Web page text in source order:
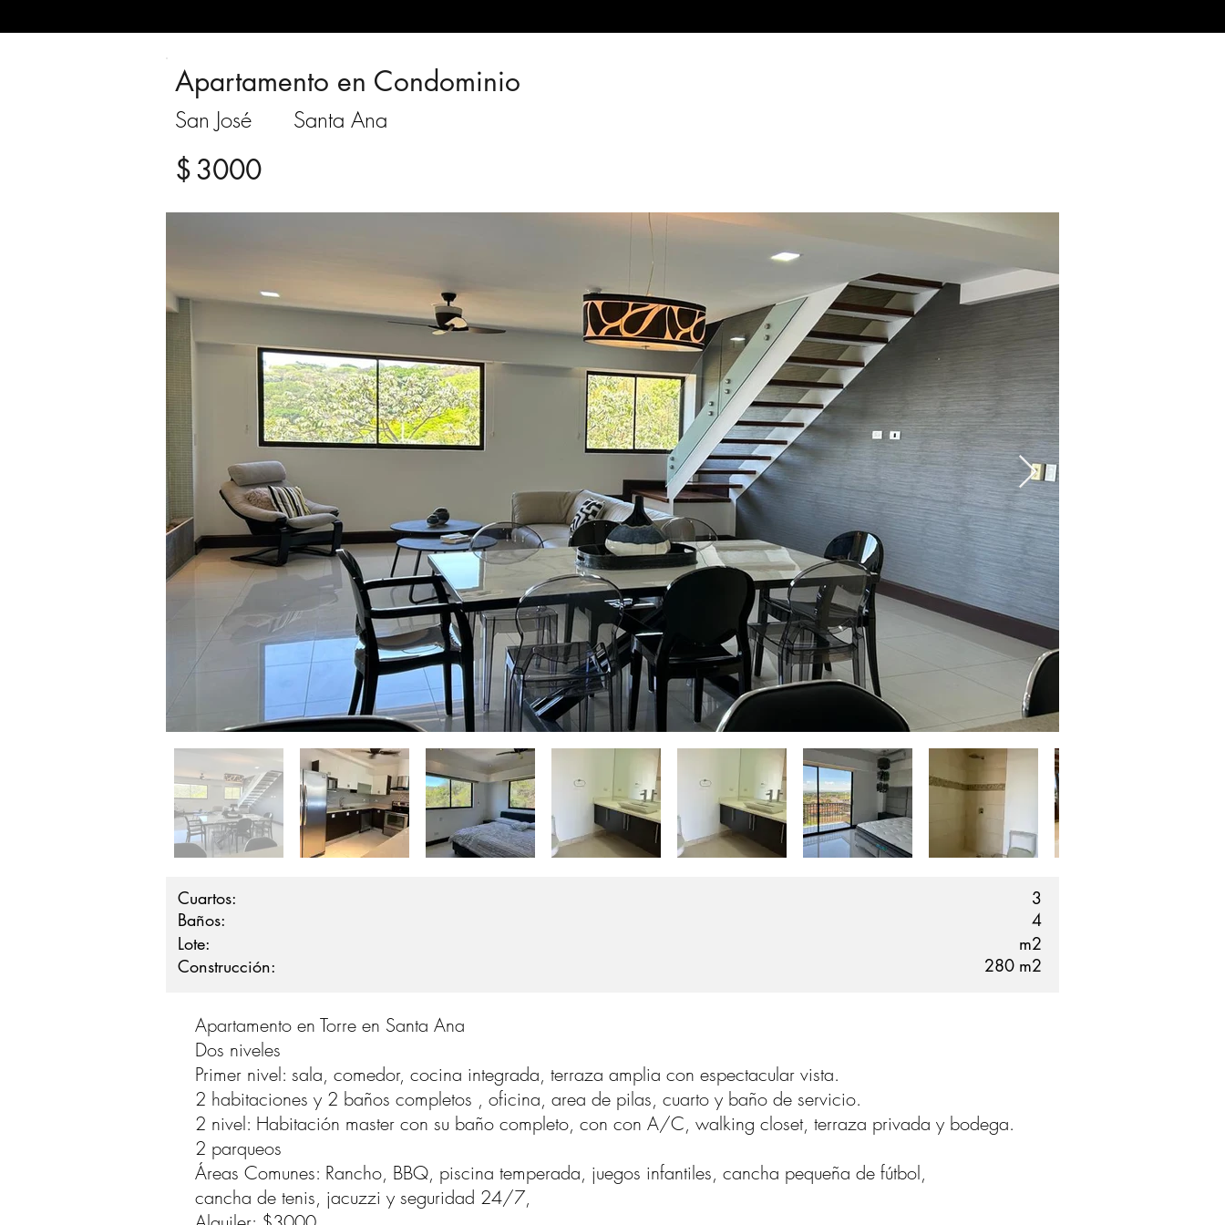
Apartamento en Condominio
San José Santa Ana
$3000
Cuartos:
Baños:
Lote:
Construcción:
3
4
280
m2
m2
Apartamento en Torre en Santa Ana
Dos niveles
Primer nivel: sala, comedor, cocina integrada, terraza amplia con espectacular vista.
2 habitaciones y 2 baños completos , oficina, area de pilas, cuarto y baño de servicio.
2 nivel: Habitación master con su baño completo, con con A/C, walking closet, terraza privada y bodega.
2 parqueos
Áreas Comunes: Rancho, BBQ, piscina temperada, juegos infantiles, cancha pequeña de fútbol,
cancha de tenis, jacuzzi y seguridad 24/7,